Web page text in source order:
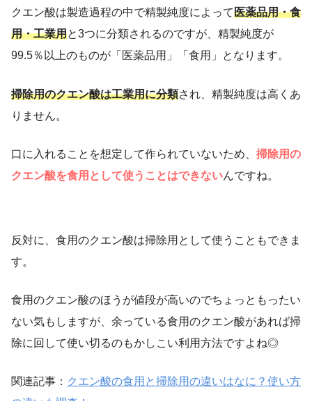
クエン酸は製造過程の中で精製純度によって医薬品用・食
用・工業用と3つに分類されるのですが、精製純度が
99.5％以上のものが「医薬品用」「食用」となります。
掃除用のクエン酸は工業用に分類され、精製純度は高くあ
りません。
口に入れることを想定して作られていないため、 掃除用の
クエン酸を食用として使うことはできないんですね。
反対に、食用のクエン酸は掃除用として使うこともできま
す。
食用のクエン酸のほうが値段が高いのでちょっともったい
ない気もしますが、余っている食用のクエン酸があれば掃
除に回して使い切るのもかしこい利用方法ですよね◎
関連記事： クエン酸の食用と掃除用の違いはなに？使い方